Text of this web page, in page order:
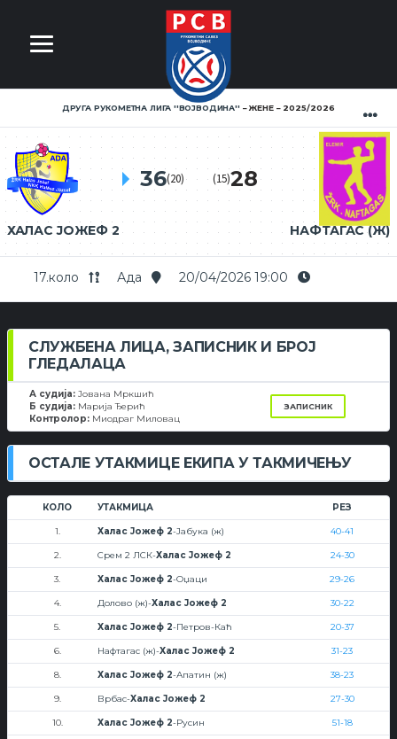
ДРУГА РУКОМЕТНА ЛИГА ''ВОЈВОДИНА'' ЖЕНЕ 2025/2026
ХАЛАС ЈОЖЕФ 2
36(20)
НАФТАГАС (Ж)
(15)28
17.коло Ада 20/04/2026 19:00
СЛУЖБЕНА ЛИЦА, ЗАПИСНИК И БРОЈ
ГЛЕДАЛАЦА
А судија: Јована Мркшић
Б судија: Марија Ђерић
Контролор: Миодраг Миловац
ЗАПИСНИК
ОСТАЛЕ УТАКМИЦЕ ЕКИПА У ТАКМИЧЕЊУ
КОЛО УТАКМИЦА РЕЗ
1. Халас Јожеф 2-Јабука (ж) 40-41
2. Срем 2 ЛСК-Халас Јожеф 2 24-30
3. Халас Јожеф 2-Оџаци 29-26
4. Долово (ж)-Халас Јожеф 2 30-22
5. Халас Јожеф 2-Петров-Каћ 20-37
6. Нафтагас (ж)-Халас Јожеф 2 31-23
8. Халас Јожеф 2-Апатин (ж) 38-23
9. Врбас-Халас Јожеф 2 27-30
10. Халас Јожеф 2-Русин 51-18